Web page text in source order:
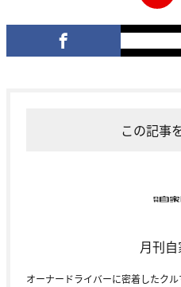
この記事
月刊
オーナードライバーに密着したク